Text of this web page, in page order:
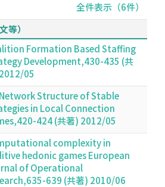
全件表示（6件）
等）
Formation Based Staffing
Development,430-435 (共
05
Structure of Stable
in Local Connection
424 (共著) 2012/05
complexity in
hedonic games European
of Operational
639 (共著) 2010/06